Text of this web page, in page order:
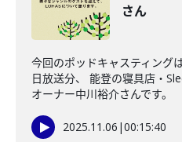
さん
今回のポッドキャスティング
日放送分、 能登の寝具店・
オーナー中川裕介さんです。
2025.11.06 |00:15:40